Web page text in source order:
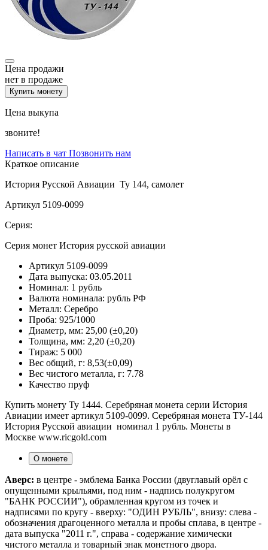
Цена продажи
нет в продаже
Купить монету
Цена выкупа
звоните!
Написать в чат Позвонить нам
Краткое описание
История Русской Авиации Ту 144, самолет
Артикул 5109-0099
Серия:
Серия монет История русской авиации
Артикул 5109-0099
Дата выпуска: 03.05.2011
Номинал: 1 рубль
Валюта номинала: рубль РФ
Металл: Серебро
Проба: 925/1000
Диаметр, мм: 25,00 (±0,20)
Толщина, мм: 2,20 (±0,20)
Тираж: 5 000
Вес общий, г: 8,53(±0,09)
Вес чистого металла, г: 7.78
Качество пруф
Купить монету Ту 1444. Серебряная монета серии История
Авиации имеет артикул 5109-0099. Серебряная монета ТУ-144
История Русской авиации номинал 1 рубль. Монеты в
Москве www.ricgold.com
О монете
Аверс: в центре - эмблема Банка России (двуглавый орёл с
опущенными крыльями, под ним - надпись полукругом
"БАНК РОССИИ"), обрамленная кругом из точек и
надписями по кругу - вверху: "ОДИН РУБЛЬ", внизу: слева -
обозначения драгоценного металла и пробы сплава, в центре -
дата выпуска "2011 г.", справа - содержание химически
чистого металла и товарный знак монетного двора.